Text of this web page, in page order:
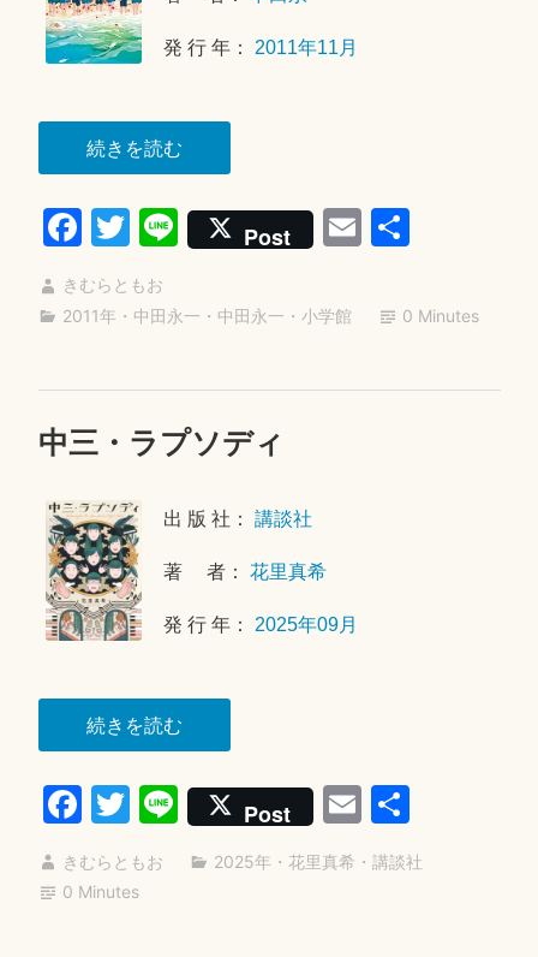
発 行 年：2011年11月
続きを読む“く
ち
び
る
歌
Fa
ce
bo
ok
T
wi
tte
r
Li
ne
Post E
ail
共
きむらともお
2011年 ・ 中田永一 ・ 中田永一 ・ 小学館 0 Minutes
中三・ラプソディ
出 版 社：講談社
著 者：花里真希
発 行 年： 2025年09月
続きを読む“中
三・
ラ
プ
ソ
Fa
ce
bo
T
wi
tte
Li
ne
Post E
m
ail
共
有
きむらともお 2025年 ・ 花里真希 ・ 講談社
0 Minutes